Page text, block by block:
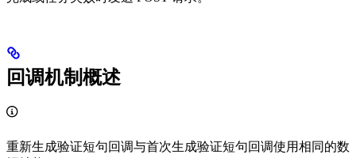
回调机制概述
重新生成验证短句回调与首次生成验证短句回调使用相同的数